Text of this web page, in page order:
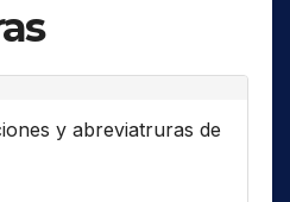
y abreviatruras de